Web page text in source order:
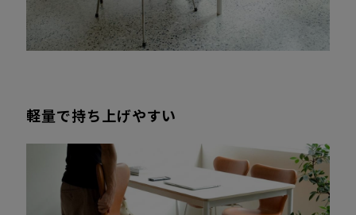
軽量で持ち上げやすい